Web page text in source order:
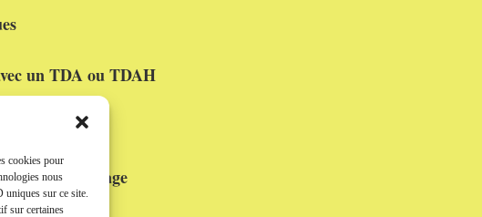
cookies pour
nous
uniques sur ce site.
sur certaines
un TDA ou TDAH
de la lecture
l’apprentissage